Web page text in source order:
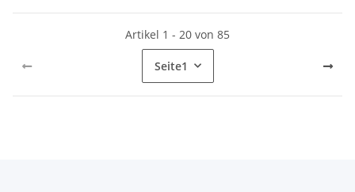
Artikel 1 - 20 von 85
Seite1